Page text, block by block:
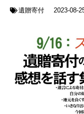
遺贈寄付 2023-08-